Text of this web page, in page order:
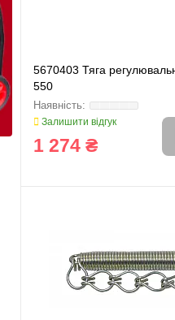
Генератори
5670403 Тяга
550
Залишити відгук
1 274 ₴